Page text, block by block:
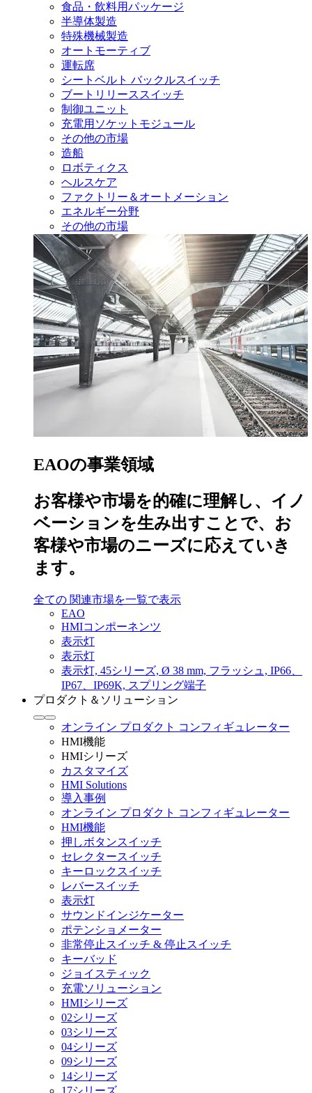
食品・飲料用パッケージ
半導体製造
特殊機械製造
オートモーティブ
運転席
シートベルト バックルスイッチ
ブートリリーススイッチ
制御ユニット
充電用ソケットモジュール
その他の市場
造船
ロボティクス
ヘルスケア
ファクトリー＆オートメーション
エネルギー分野
その他の市場
EAOの事業領域
お客様や市場を的確に理解し、イノ
ベーションを生み出すことで、お
客様や市場のニーズに応えていき
ます。
全ての 関連市場を一覧で表示
EAO
HMIコンポーネンツ
表示灯
表示灯
表示灯, 45シリーズ, Ø 38 mm, フラッシュ, IP66、
IP67、IP69K, スプリング端子
プロダクト＆ソリューション
オンライン プロダクト コンフィギュレーター
HMI機能
HMIシリーズ
カスタマイズ
HMI Solutions
導入事例
オンライン プロダクト コンフィギュレーター
HMI機能
押しボタンスイッチ
セレクタースイッチ
キーロックスイッチ
レバースイッチ
表示灯
サウンドインジケーター
ポテンショメーター
非常停止スイッチ & 停止スイッチ
キーバッド
ジョイスティック
充電ソリューション
HMIシリーズ
02シリーズ
03シリーズ
04シリーズ
09シリーズ
14シリーズ
17シリーズ